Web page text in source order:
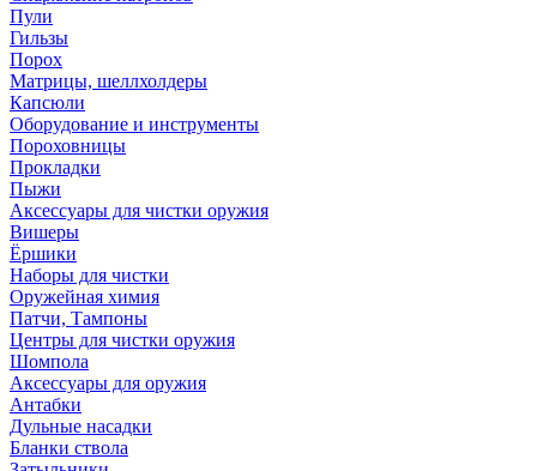
Пули
Гильзы
Порох
Матрицы, шеллхолдеры
Капсюли
Оборудование и инструменты
Пороховницы
Прокладки
Пыжи
Аксессуары для чистки оружия
Вишеры
Ёршики
Наборы для чистки
Оружейная химия
Патчи, Тампоны
Центры для чистки оружия
Шомпола
Аксессуары для оружия
Антабки
Дульные насадки
Бланки ствола